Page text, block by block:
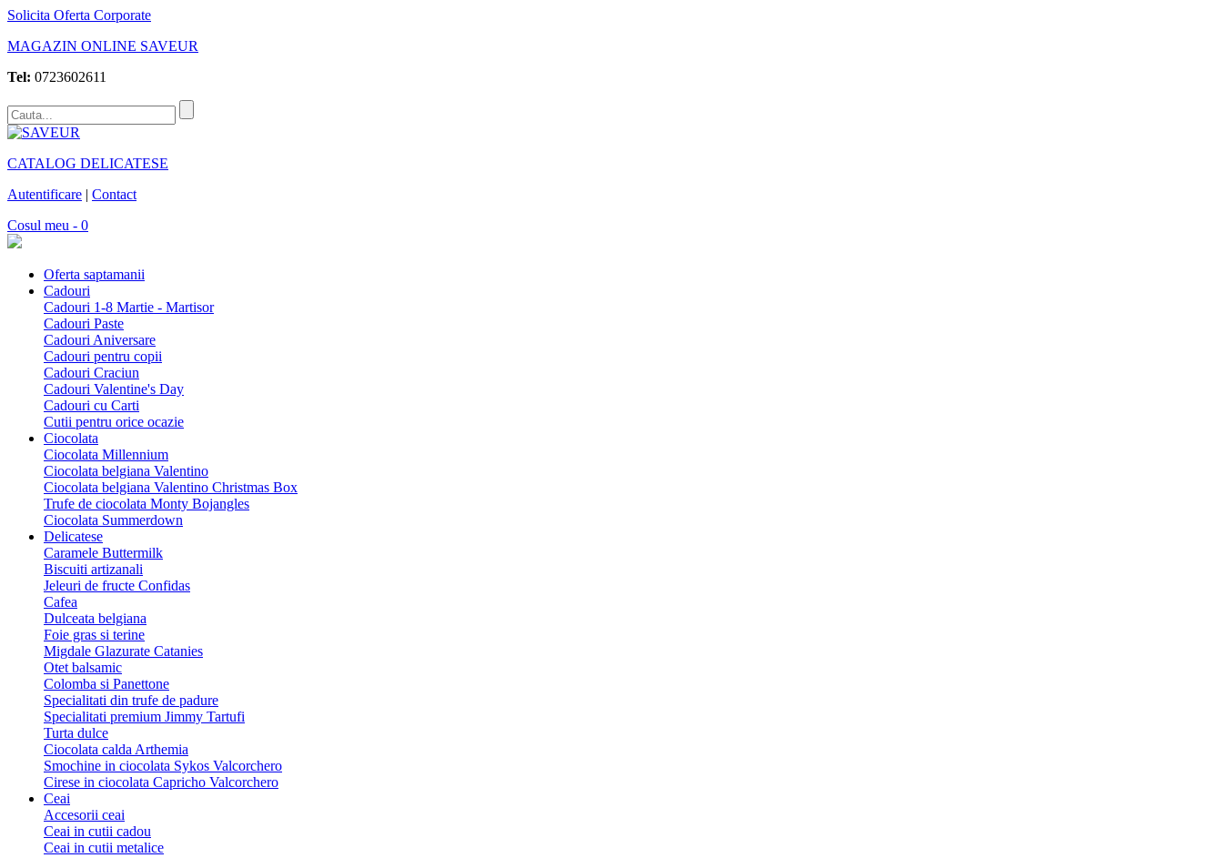
Solicita Oferta Corporate
MAGAZIN ONLINE SAVEUR
Tel: 0723602611
CATALOG DELICATESE
Autentificare | Contact
Cosul meu - 0
Oferta saptamanii
Cadouri
Cadouri 1-8 Martie - Martisor
Cadouri Paste
Cadouri Aniversare
Cadouri pentru copii
Cadouri Craciun
Cadouri Valentine's Day
Cadouri cu Carti
Cutii pentru orice ocazie
Ciocolata
Ciocolata Millennium
Ciocolata belgiana Valentino
Ciocolata belgiana Valentino Christmas Box
Trufe de ciocolata Monty Bojangles
Ciocolata Summerdown
Delicatese
Caramele Buttermilk
Biscuiti artizanali
Jeleuri de fructe Confidas
Cafea
Dulceata belgiana
Foie gras si terine
Migdale Glazurate Catanies
Otet balsamic
Colomba si Panettone
Specialitati din trufe de padure
Specialitati premium Jimmy Tartufi
Turta dulce
Ciocolata calda Arthemia
Smochine in ciocolata Sykos Valcorchero
Cirese in ciocolata Capricho Valcorchero
Ceai
Accesorii ceai
Ceai in cutii cadou
Ceai in cutii metalice